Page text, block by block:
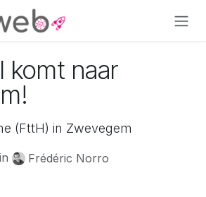
komt naar
(FttH) in Zwevegem
in Frédéric Norro